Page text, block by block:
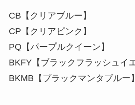
CB【クリアブルー】
CP【クリアピンク】
PQ【パープルクイーン】
BKFY【ブラックフラッシュイ
BKMB【ブラックマンタブルー】